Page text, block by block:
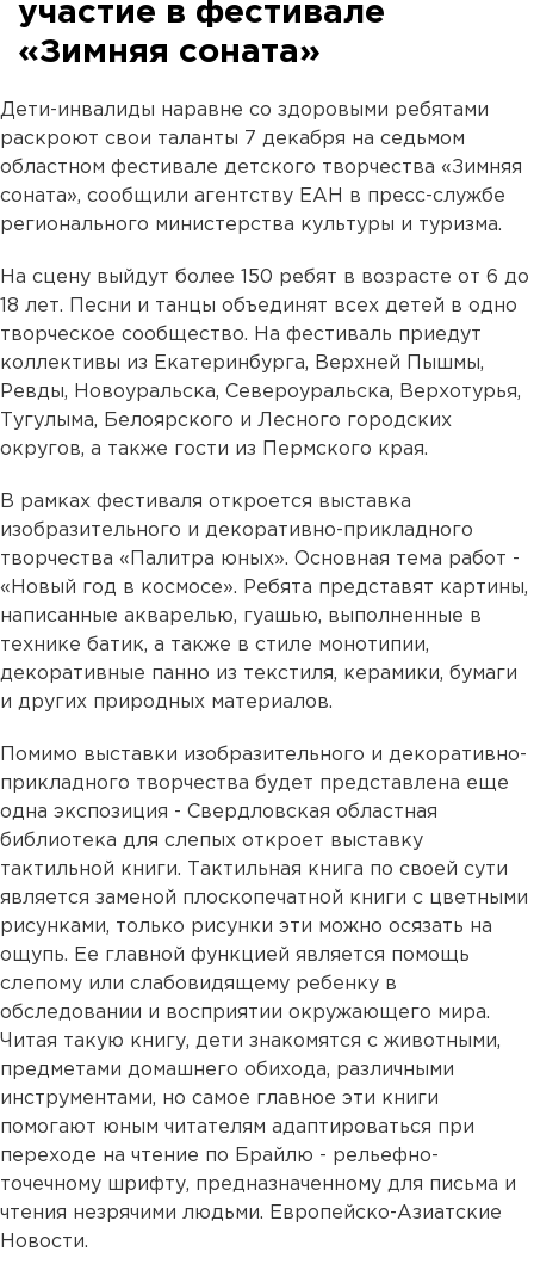
участие в фестивале
«Зимняя соната»
Дети-инвалиды наравне со здоровыми ребятами
раскроют свои таланты 7 декабря на седьмом
областном фестивале детского творчества «Зимняя
соната», сообщили агентству ЕАН в пресс-службе
регионального министерства культуры и туризма.
На сцену выйдут более 150 ребят в возрасте от 6 до
18 лет. Песни и танцы объединят всех детей в одно
творческое сообщество. На фестиваль приедут
коллективы из Екатеринбурга, Верхней Пышмы,
Ревды, Новоуральска, Североуральска, Верхотурья,
Тугулыма, Белоярского и Лесного городских
округов, а также гости из Пермского края.
В рамках фестиваля откроется выставка
изобразительного и декоративно-прикладного
творчества «Палитра юных». Основная тема работ -
«Новый год в космосе». Ребята представят картины,
написанные акварелью, гуашью, выполненные в
технике батик, а также в стиле монотипии,
декоративные панно из текстиля, керамики, бумаги
и других природных материалов.
Помимо выставки изобразительного и декоративно-
прикладного творчества будет представлена еще
одна экспозиция - Свердловская областная
библиотека для слепых откроет выставку
тактильной книги. Тактильная книга по своей сути
является заменой плоскопечатной книги с цветными
рисунками, только рисунки эти можно осязать на
ощупь. Ее главной функцией является помощь
слепому или слабовидящему ребенку в
обследовании и восприятии окружающего мира.
Читая такую книгу, дети знакомятся с животными,
предметами домашнего обихода, различными
инструментами, но самое главное эти книги
помогают юным читателям адаптироваться при
переходе на чтение по Брайлю - рельефно-
точечному шрифту, предназначенному для письма и
чтения незрячими людьми. Европейско-Азиатские
Новости.